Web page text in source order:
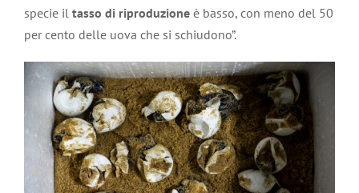
specie il tasso di riproduzione è basso, con meno del 50
per cento delle uova che si schiudono”.